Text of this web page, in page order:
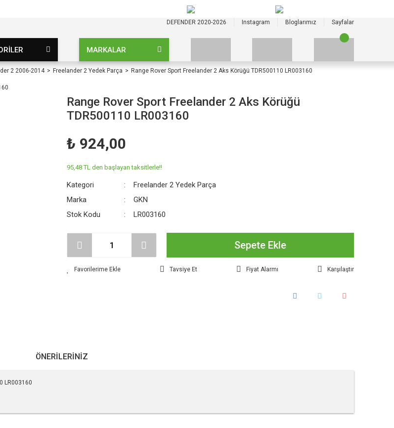
DEFENDER 2020-2026 Instagram Bloglarımız Sayfalar
MARKALAR
2 2006-2014 Freelander 2 Yedek Parça Range Rover Sport Freelander 2 Aks Körüğü TDR500110 LR003160
Range Rover Sport Freelander 2 Aks Körüğü
TDR500110 LR003160
₺ 924,00
95,48 TL den başlayan taksitlerle!!
Kategori
Freelander 2 Yedek Parça
Marka
GKN
Stok Kodu
LR003160
Sepete Ekle
Tavsiye Et Fiyat Alarmı Karşılaştır
ÖNERILERINIZ
LR003160